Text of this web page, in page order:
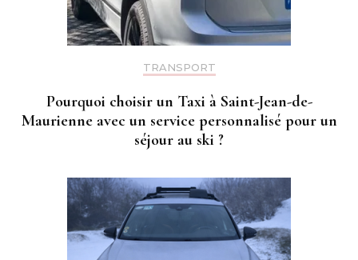
TRANSPORT
Pourquoi choisir un Taxi à Saint-Jean-de-
Maurienne avec un service personnalisé pour un
séjour au ski ?